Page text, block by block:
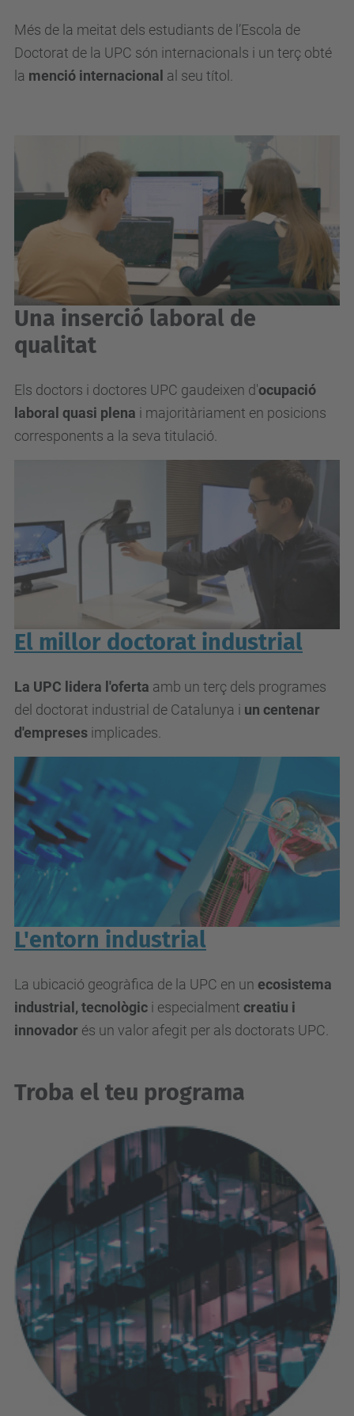
Més de la meitat dels estudiants de l’Escola de
Doctorat de la UPC són internacionals i un terç obté
la menció internacional al seu títol.
Una inserció laboral de
qualitat
Els doctors i doctores UPC gaudeixen d'ocupació
laboral quasi plena i majoritàriament en posicions
corresponents a la seva titulació.
El millor doctorat industrial
La UPC lidera l'oferta amb un terç dels programes
del doctorat industrial de Catalunya i un centenar
d'empreses implicades.
L'entorn industrial
La ubicació geogràfica de la UPC en un ecosistema
industrial, tecnològic i especialment creatiu i
innovador és un valor afegit per als doctorats UPC.
Troba el teu programa